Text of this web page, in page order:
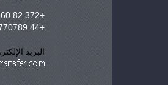
+372 82 570660
+44 2045770789
البريد